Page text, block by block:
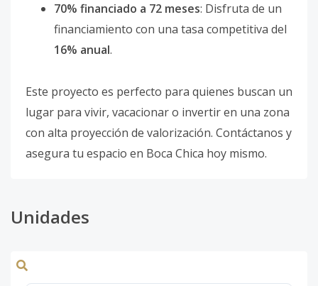
70% financiado a 72 meses: Disfruta de un
financiamiento con una tasa competitiva del
16% anual.
Este proyecto es perfecto para quienes buscan un
lugar para vivir, vacacionar o invertir en una zona
con alta proyección de valorización. Contáctanos y
asegura tu espacio en Boca Chica hoy mismo.
Unidades